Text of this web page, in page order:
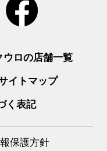
ウロの店舗一覧
イトマップ
く表記
保護方針